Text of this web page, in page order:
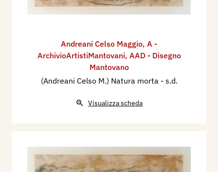
Andreani Celso Maggio, A -
ArchivioArtistiMantovani, AAD - Disegno
Mantovano
(Andreani Celso M.) Natura morta - s.d.
Visualizza scheda